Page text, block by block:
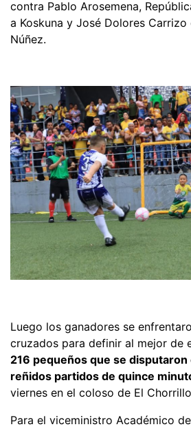
contra Pablo Arosemena,
a Koskuna y José Dolores
Núñez.
Luego los ganadores se
cruzados para definir al mejor de
216 pequeños que se
reñidos partidos de quince
viernes en el coloso de El
Para el viceministro Académico